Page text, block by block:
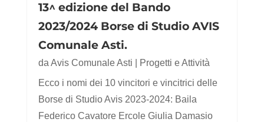
13^ edizione del Bando
2023/2024 Borse di Studio AVIS
Comunale Asti.
daAvis Comunale Asti
Progetti e Attività
Ecco i nomi dei 10 vincitori e vincitrici delle
Borse di Studio Avis 2023-2024: Baila
Federico Cavatore Ercole Giulia Damasio